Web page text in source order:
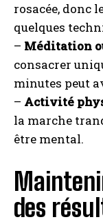
rosacée, donc
quelques
– Méditation
consacrer
minutes peut
– Activité
la marche
être mental.
des